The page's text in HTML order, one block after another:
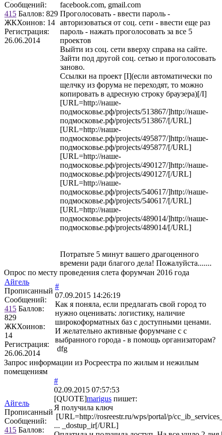
Сообщений:
415 Баллов: 829
ЖКХоинов: 14
Регистрация:
26.06.2014
facebook.com, gmail.com
Проголосовать - ввести пароль -
авторизоваться от соц. сети - ввести еще раз
пароль - нажать проголосовать за все 5
проектов
Выйти из соц. сети вверху справа на сайте.
Зайти под другой соц. сетью и проголосовать
заново.
Ссылки на проект [I](если автоматически по
щелчку из форума не переходят, то можно
копировать в адресную строку браузера)[/I]
[URL=http://наше-
подмосковье.рф/projects/513867/]http://наше-
подмосковье.рф/projects/513867/[/URL]
[URL=http://наше-
подмосковье.рф/projects/495877/]http://наше-
подмосковье.рф/projects/495877/[/URL]
[URL=http://наше-
подмосковье.рф/projects/490127/]http://наше-
подмосковье.рф/projects/490127/[/URL]
[URL=http://наше-
подмосковье.рф/projects/540617/]http://наше-
подмосковье.рф/projects/540617/[/URL]
[URL=http://наше-
подмосковье.рф/projects/489014/]http://наше-
подмосковье.рф/projects/489014/[/URL]
Потратьте 5 минут вашего драгоценного
времени ради благого дела! Пожалуйста.......
Опрос по месту проведения слета форумчан 2016 года
Айгель
Прописанный
Сообщений:
415 Баллов:
829
ЖКХоинов:
14
Регистрация:
26.06.2014
#
07.09.2015 14:26:19
Как я поняла, если предлагать свой город то
нужно оценивать: логистику, наличие
широкоформатных баз с доступными ценами.
И желательно активные форумчане с с
выбранного города - в помощь организаторам?
dfg
Запрос информации из Росреестра по жилым и нежилым
помещениям
Айгель
Прописанный
Сообщений:
415 Баллов:
#
02.09.2015 07:57:53
[QUOTE]marigus пишет:
Я получила ключ
[URL=http://rosreestr.ru/wps/portal/p/
... _dostup_ir[/URL]